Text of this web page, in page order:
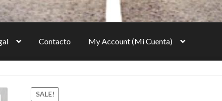
Contacto My Account (Mi Cuenta)
Settings)
SALE!